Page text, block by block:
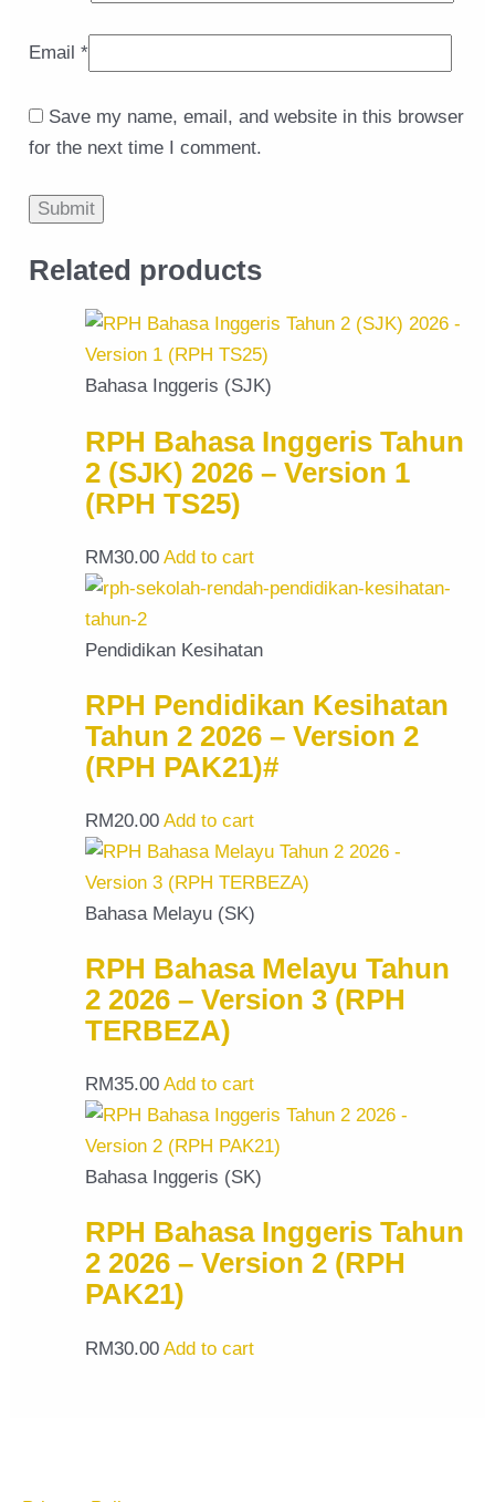
Email*
Save my name, email, and website in this browser
for the next time I comment.
Related products
Bahasa Inggeris (SJK)
RPH Bahasa Inggeris Tahun
2 (SJK) 2026 – Version 1
(RPH TS25)
RM30.00 Add to cart
Pendidikan Kesihatan
RPH Pendidikan Kesihatan
Tahun 2 2026 – Version 2
(RPH PAK21)#
RM20.00 Add to cart
Bahasa Melayu (SK)
RPH Bahasa Melayu Tahun
2 2026 – Version 3 (RPH
TERBEZA)
RM35.00 Add to cart
Bahasa Inggeris (SK)
RPH Bahasa Inggeris Tahun
2 2026 – Version 2 (RPH
PAK21)
RM30.00 Add to cart